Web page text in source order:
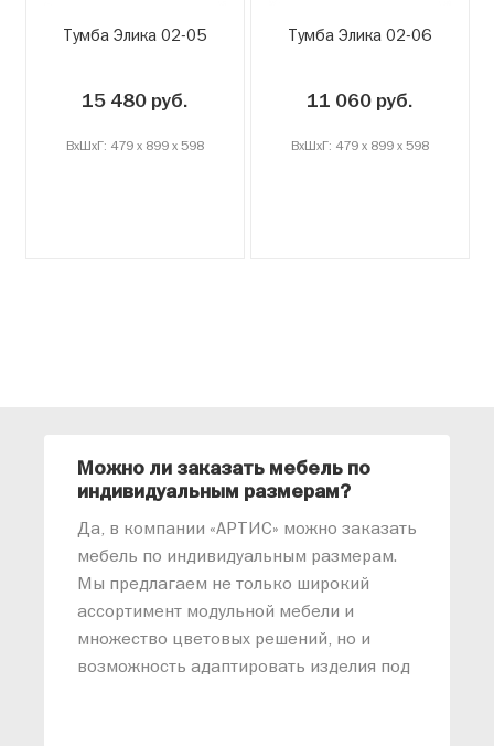
Тумба Элика 02-05
15 480 руб.
ВxШxГ: 479 x 899 x 598
Тумба Элика 02-06
11 060 руб.
ВxШxГ: 479 x 899 x 598
Можно ли заказать мебель по
индивидуальным размерам?
Да, в компании «АРТИС» можно заказать
мебель по индивидуальным размерам.
Мы предлагаем не только широкий
ассортимент модульной мебели и
множество цветовых решений, но и
возможность адаптировать изделия под